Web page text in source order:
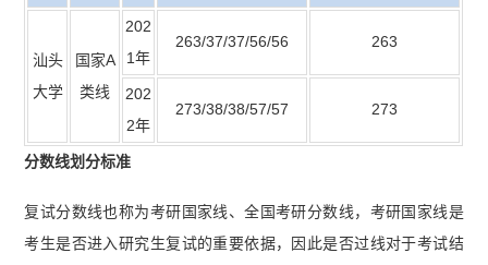
汕头
大学
国家A
类线
202
1年
263/37/37/56/56 263
202
2年
273/38/38/57/57 273
分数线划分标准
复试分数线也称为考研国家线、全国考研分数线，考研国家线是
考生是否进入研究生复试的重要依据，因此是否过线对于考试结